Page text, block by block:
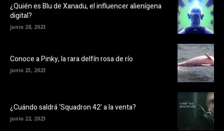
¿Quién es Blu de Xanadu, el influencer alienígena
digital?
junio 28, 2023
Conoce a Pinky, la rara delfín rosa de río
junio 23, 2023
¿Cuándo saldrá ‘Squadron 42’ a la venta?
junio 22, 2023